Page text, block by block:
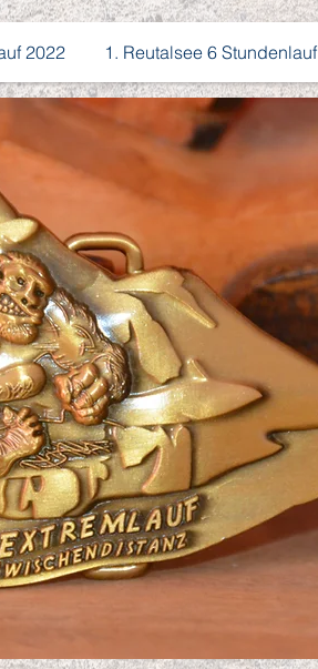
2022 1. Reutalsee 6 Stundenlauf